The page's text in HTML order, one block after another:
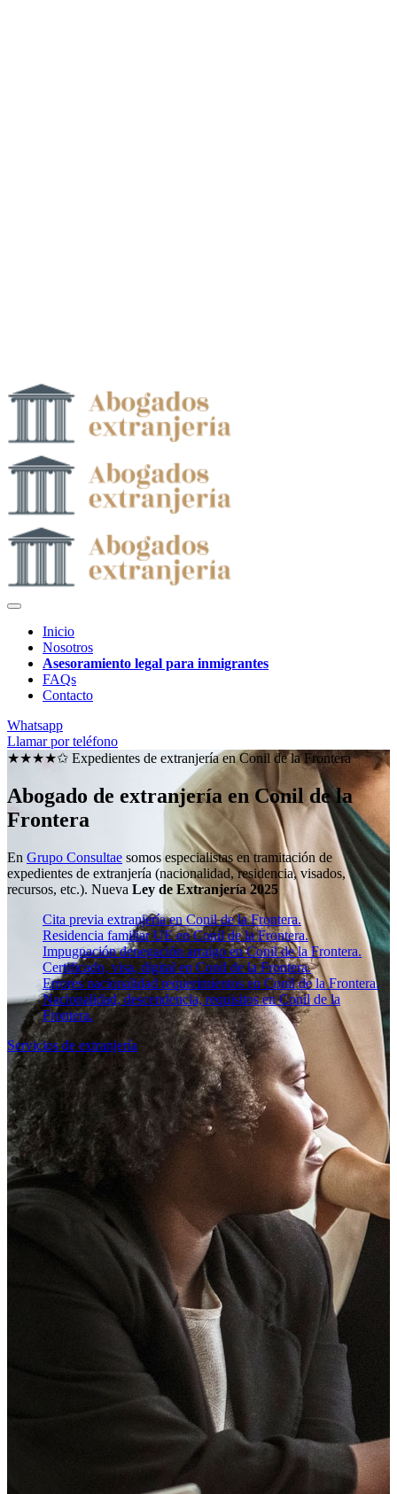
Inicio
Nosotros
Asesoramiento legal para inmigrantes
FAQs
Contacto
Whatsapp
Llamar por teléfono
★★★★✩ Expedientes de extranjería enConil de la Frontera
Abogado de extranjería en Conil de la
Frontera
En Grupo Consultae somos especialistas en tramitación de
expedientes de extranjería (nacionalidad, residencia, visados,
recursos, etc.). Nueva Ley de Extranjería 2025
Cita previa extranjería en Conil de la Frontera.
Residencia familiar UE en Conil de la Frontera.
Impugnación denegación arraigo en Conil de la Frontera.
Certificado, visa, digital en Conil de la Frontera.
Errores nacionalidad requerimientos en Conil de la Frontera.
Nacionalidad, descendencia, requisitos en Conil de la
Frontera.
Servicios de extranjería